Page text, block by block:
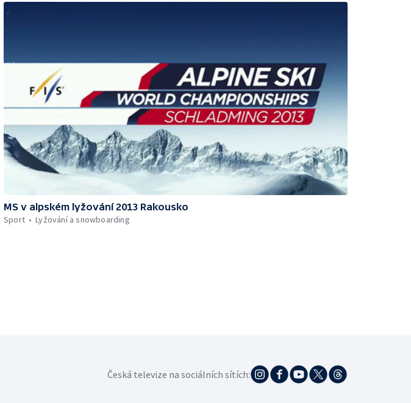
MS v alpském lyžování 2013 Rakousko
Sport
Lyžování a snowboarding
Česká televize na sociálních sítích: